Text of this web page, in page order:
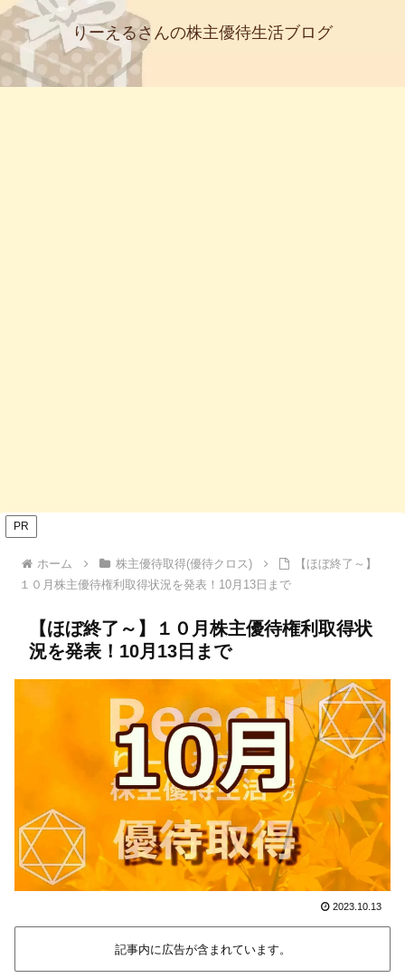
りーえるさんの株主優待生活ブログ
PR
ホーム 株主優待取得(優待クロス)
【ほぼ終了～】
１０月株主優待権利取得状況を発表！10月13日まで
【ほぼ終了～】１０月株主優待権利取得状
況を発表！10月13日まで
2023.10.13
記事内に広告が含まれています。